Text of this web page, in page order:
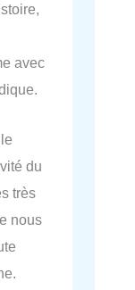
avec
du
très
nous